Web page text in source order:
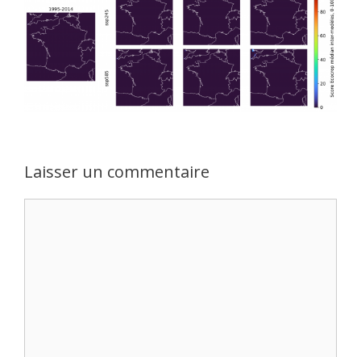
Laisser un commentaire